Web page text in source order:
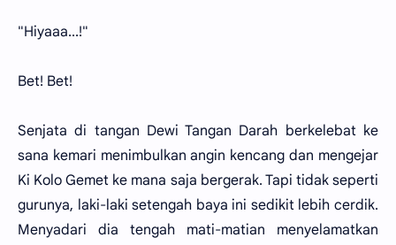
"Hiyaaa...!"
Bet! Bet!
Senjata di tangan Dewi Tangan Darah berkelebat ke
sana kemari menimbulkan angin kencang dan mengejar
Ki Kolo Gemet ke mana saja bergerak. Tapi tidak seperti
gurunya, laki-laki setengah baya ini sedikit lebih cerdik.
Menyadari dia tengah mati-matian menyelamatkan